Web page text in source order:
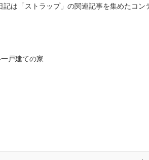
は「ストラップ」の関連記事を集めたコン
戸建ての家